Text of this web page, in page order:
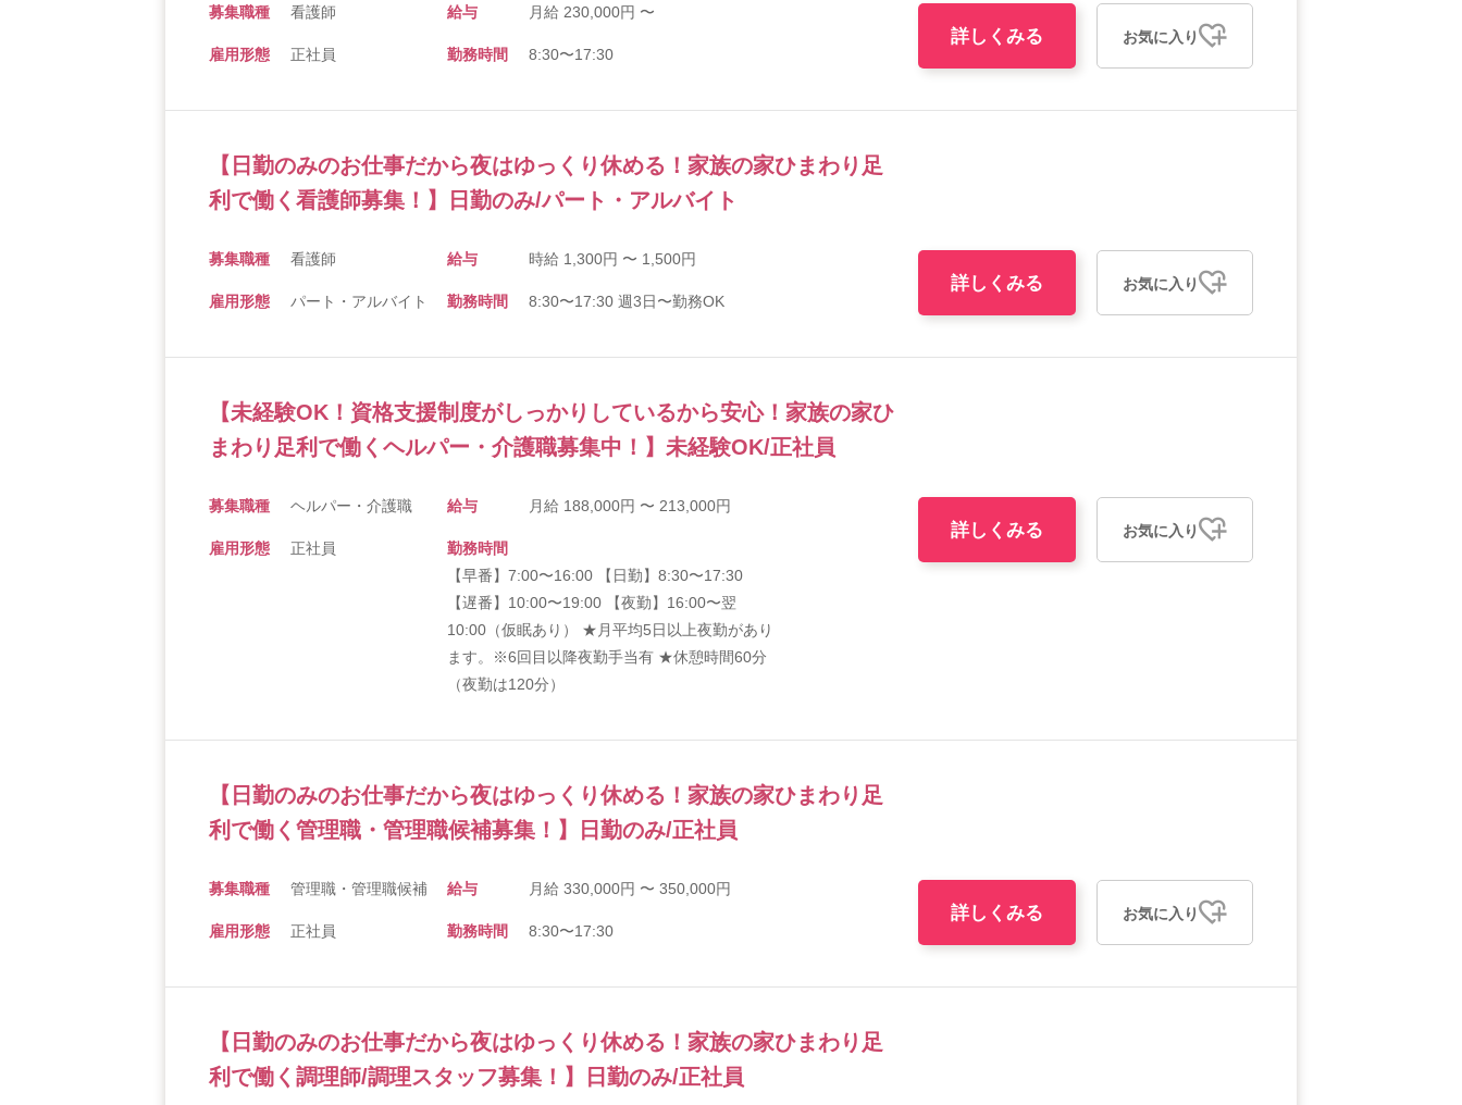
募集職種 看護師 給与 月給 230,000円 〜
雇用形態 正社員 勤務時間 8:30〜17:30
詳しくみる お気に入り
【日勤のみのお仕事だから夜はゆっくり休める！家族の家ひまわり足
利で働く看護師募集！】日勤のみ/パート・アルバイト
募集職種 看護師 給与 時給 1,300円 〜 1,500円
雇用形態 パート・アルバイト 勤務時間 8:30〜17:30 週3日〜勤務OK
詳しくみる お気に入り
【未経験OK！資格支援制度がしっかりしているから安心！家族の家ひ
まわり足利で働くヘルパー・介護職募集中！】未経験OK/正社員
募集職種 ヘルパー・介護職 給与 月給 188,000円 〜 213,000円
雇用形態 正社員
勤務時間
【早番】7:00〜16:00 【日勤】8:30〜17:30
【遅番】10:00〜19:00 【夜勤】16:00〜翌
10:00（仮眠あり） ★月平均5日以上夜勤があり
ます。※6回目以降夜勤手当有 ★休憩時間60分
（夜勤は120分）
詳しくみる お気に入り
【日勤のみのお仕事だから夜はゆっくり休める！家族の家ひまわり足
利で働く管理職・管理職候補募集！】日勤のみ/正社員
募集職種 管理職・管理職候補 給与 月給 330,000円 〜 350,000円
雇用形態 正社員 勤務時間 8:30〜17:30
詳しくみる お気に入り
【日勤のみのお仕事だから夜はゆっくり休める！家族の家ひまわり足
利で働く調理師/調理スタッフ募集！】日勤のみ/正社員